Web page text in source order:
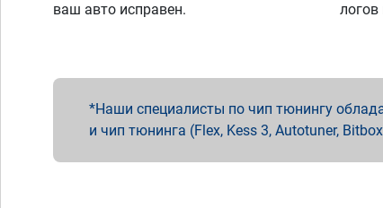
ваш авто исправен.
логов
Наши специалисты по чип тюнингу
и чип тюнинга (Flex, Kess 3, Autotuner,